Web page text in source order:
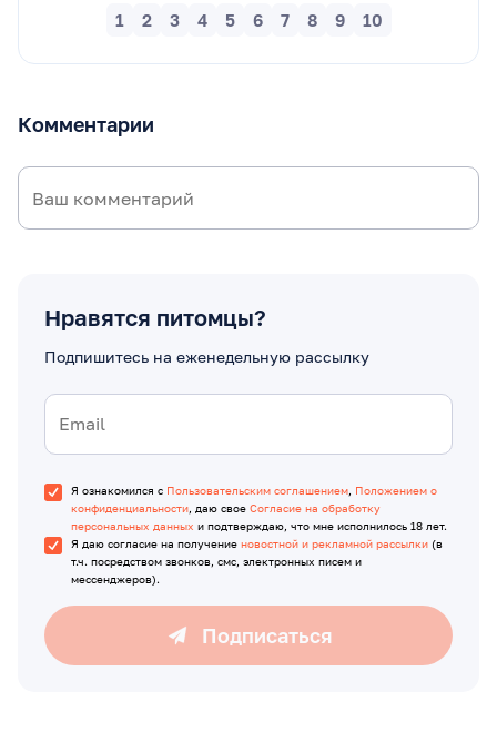
10
9
8
7
6
5
4
3
2
1
Комментарии
Нравятся питомцы?
Подпишитесь на еженедельную рассылку
Я ознакомился с Пользовательским соглашением, Положением о
конфиденциальности, даю свое Согласие на обработку
персональных данных и подтверждаю, что мне исполнилось 18 лет.
Я даю согласие на получение новостной и рекламной рассылки (в
т.ч. посредством звонков, смс, электронных писем и
мессенджеров).
Подписаться